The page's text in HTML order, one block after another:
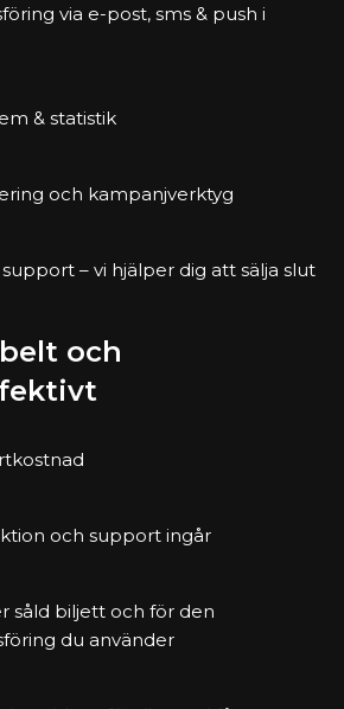
via e-post, sms & push i
& statistik
och kampanjverktyg
– vi hjälper dig att sälja slut
och
och support ingår
såld biljett och för den
du använder